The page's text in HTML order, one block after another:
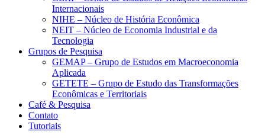
Internacionais
NIHE – Núcleo de História Econômica
NEIT – Núcleo de Economia Industrial e da
Tecnologia
Grupos de Pesquisa
GEMAP – Grupo de Estudos em Macroeconomia
Aplicada
GETETE – Grupo de Estudo das Transformações
Econômicas e Territoriais
Café & Pesquisa
Contato
Tutoriais